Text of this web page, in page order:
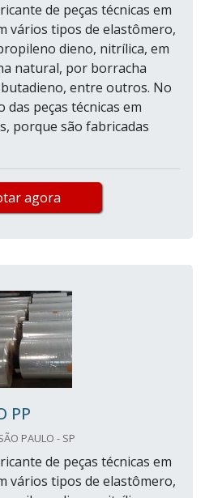
de peças técnicas em
vários tipos de elastômero,
dieno, nitrílica, em
natural, por borracha
entre outros. No
peças técnicas em
porque são fabricadas
agora
PP
PAULO - SP
de peças técnicas em
vários tipos de elastômero,